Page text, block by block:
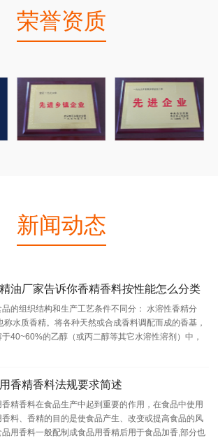
荣誉资质
新闻动态
油厂家告诉你香精香料按性能怎么分类
品的组织结构和生产工艺条件不同分： 水溶性香精分
称水质香精。将各种天然或合成香料调配而成的香基，
于40~60%的乙醇（或丙二醇等其它水溶性溶剂）中，
香精香料法规要求简述
香精香料在食品生产中起到重要的作用，在食品中使用
香料、香精的目的是使食品产生、改变或提高食品的风
品用香料一般配制成食品用香精后用于食品加香,部分也